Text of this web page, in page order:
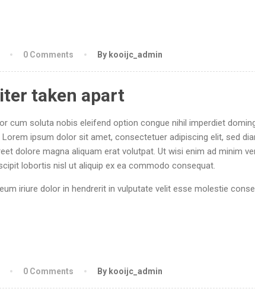
0 Comments By kooijc_admin
taken apart
cum soluta nobis eleifend option congue nihil imperdiet
ipsum dolor sit amet, consectetuer adipiscing elit, sed
dolore magna aliquam erat volutpat. Ut wisi enim ad minim
lobortis nisl ut aliquip ex ea commodo consequat.
iriure dolor in hendrerit in vulputate velit esse molestie
0 Comments By kooijc_admin